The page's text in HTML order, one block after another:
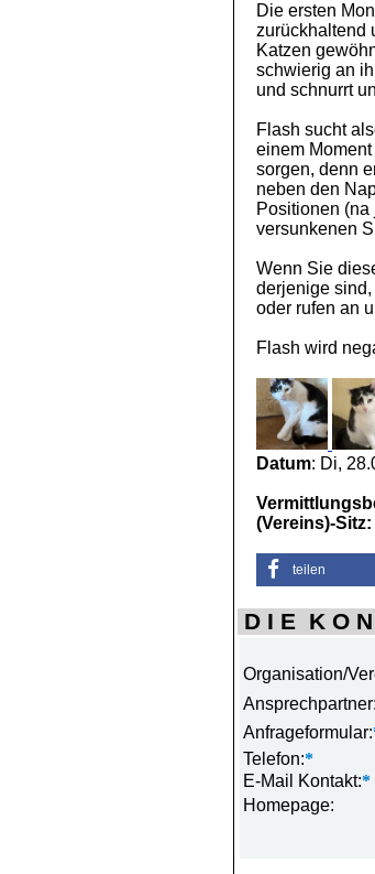
Die ersten
zurückhaltend
Katzen
schwierig an
und schnurrt
Flash sucht
einem
sorgen, denn
neben den
Positionen
versunkenen
Wenn Sie
derjenige
oder rufen an
Flash wird
Datum: Di,
(Vereins)-Sitz:
teilen
D I E K O
Organisation/
Ansprechpartner:
Anfrageformular:
Telefon:*
E-Mail Kontakt:*
Homepage: